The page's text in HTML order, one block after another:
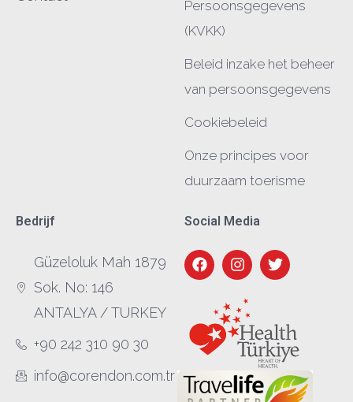
Persoonsgegevens
(KVKK)
Beleid inzake het beheer
van persoonsgegevens
Cookiebeleid
Onze principes voor
duurzaam toerisme
Bedrijf
Güzeloluk Mah 1879
Sok. No: 146
ANTALYA / TURKEY
+90 242 310 90 30
info@corendon.com.tr
Social Media